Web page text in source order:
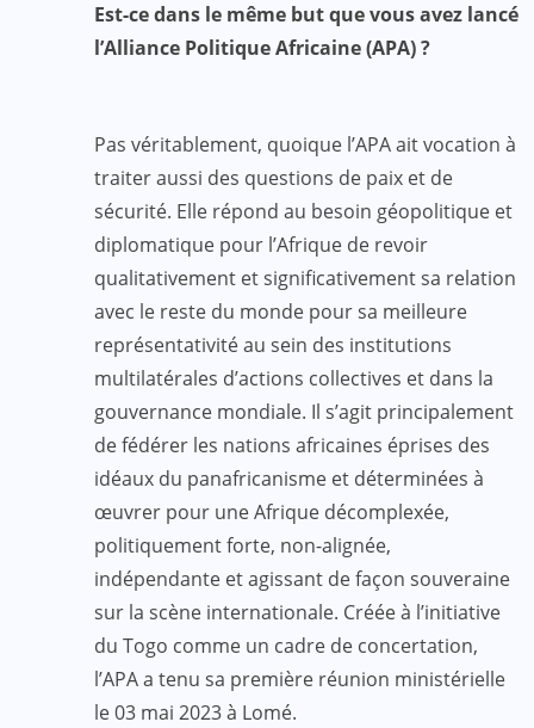
Est-ce dans le même but que vous avez lancé
l’Alliance Politique Africaine (APA) ?
Pas véritablement, quoique l’APA ait vocation à
traiter aussi des questions de paix et de
sécurité. Elle répond au besoin géopolitique et
diplomatique pour l’Afrique de revoir
qualitativement et significativement sa relation
avec le reste du monde pour sa meilleure
représentativité au sein des institutions
multilatérales d’actions collectives et dans la
gouvernance mondiale. Il s’agit principalement
de fédérer les nations africaines éprises des
idéaux du panafricanisme et déterminées à
œuvrer pour une Afrique décomplexée,
politiquement forte, non-alignée,
indépendante et agissant de façon souveraine
sur la scène internationale. Créée à l’initiative
du Togo comme un cadre de concertation,
l’APA a tenu sa première réunion ministérielle
le 03 mai 2023 à Lomé.